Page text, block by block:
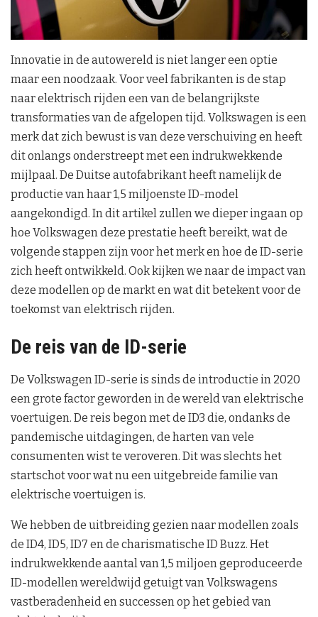
Innovatie in de autowereld is niet langer een optie
maar een noodzaak. Voor veel fabrikanten is de stap
naar elektrisch rijden een van de belangrijkste
transformaties van de afgelopen tijd. Volkswagen is een
merk dat zich bewust is van deze verschuiving en heeft
dit onlangs onderstreept met een indrukwekkende
mijlpaal. De Duitse autofabrikant heeft namelijk de
productie van haar 1,5 miljoenste ID-model
aangekondigd. In dit artikel zullen we dieper ingaan op
hoe Volkswagen deze prestatie heeft bereikt, wat de
volgende stappen zijn voor het merk en hoe de ID-serie
zich heeft ontwikkeld. Ook kijken we naar de impact van
deze modellen op de markt en wat dit betekent voor de
toekomst van elektrisch rijden.
De reis van de ID-serie
De Volkswagen ID-serie is sinds de introductie in 2020
een grote factor geworden in de wereld van elektrische
voertuigen. De reis begon met de ID3 die, ondanks de
pandemische uitdagingen, de harten van vele
consumenten wist te veroveren. Dit was slechts het
startschot voor wat nu een uitgebreide familie van
elektrische voertuigen is.
We hebben de uitbreiding gezien naar modellen zoals
de ID4, ID5, ID7 en de charismatische ID Buzz. Het
indrukwekkende aantal van 1,5 miljoen geproduceerde
ID-modellen wereldwijd getuigt van Volkswagens
vastberadenheid en successen op het gebied van